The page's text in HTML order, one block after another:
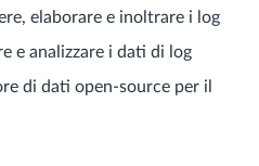
elaborare e inoltrare i log
e analizzare i dati di log
di dati open-source per il